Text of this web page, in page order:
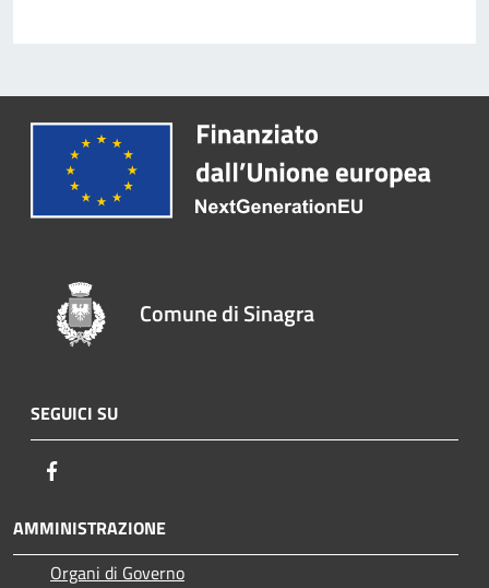
Comune di Sinagra
SEGUICI SU
AMMINISTRAZIONE
Organi di Governo